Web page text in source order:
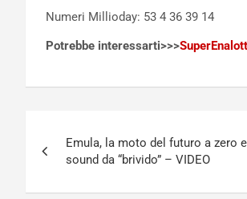
Numeri Millioday: 53 4 36 39 14
Potrebbe interessarti>>>
articoli
Emula, la moto del futuro a zero
sound da “brivido” – VIDEO